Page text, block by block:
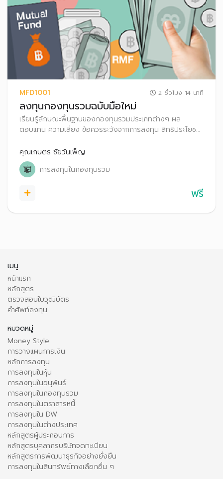
MFD1001 2 ชั่วโมง 14 นาที
ลงทุนกองทุนรวมฉบับมือใหม่
เรียนรู้ลักษณะพื้นฐานของกองทุนรวมประเภทต่างๆ ผล
ตอบแทน ความเสี่ยง ข้อควรระวังจากการลงทุน สิทธิประโยชน์
ตนเอง
คุณเกษตร ชัยวันเพ็ญ
การลงทุนในกองทุนรวม
ฟรี
เมนู
หน้าแรก
หลักสูตร
ตรวจสอบใบวุฒิบัตร
คำศัพท์ลงทุน
หมวดหมู่
Money Style
การวางแผนการเงิน
หลักการลงทุน
การลงทุนในหุ้น
การลงทุนในอนุพันธ์
การลงทุนในกองทุนรวม
การลงทุนในตราสารหนี้
การลงทุนใน DW
การลงทุนในต่างประเทศ
หลักสูตรผู้ประกอบการ
หลักสูตรบุคลากรบริษัทจดทะเบียน
หลักสูตรการพัฒนาธุรกิจอย่างยั่งยืน
การลงทุนในสินทรัพย์ทางเลือกอื่น ๆ